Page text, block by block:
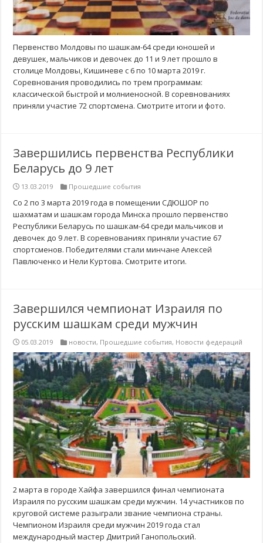
Первенство Молдовы по шашкам-64 среди юношей и
девушек, мальчиков и девочек до 11 и 9 лет прошло в
столице Молдовы, Кишиневе с 6 по 10 марта 2019 г.
Соревнования проводились по трем программам:
классической быстрой и молниеносной. В соревнованиях
приняли участие 72 спортсмена. Смотрите итоги и фото.
Завершились первенства Республики
Беларусь до 9 лет
13.03.2019 Прошедшие события
Со 2 по 3 марта 2019 года в помещении СДЮШОР по
шахматам и шашкам города Минска прошло первенство
Республики Беларусь по шашкам-64 среди мальчиков и
девочек до 9 лет. В соревнованиях приняли участие 67
спортсменов. Победителями стали минчане Алексей
Павлюченко и Нели Куртова. Смотрите итоги.
Завершился чемпионат Израиля по
русским шашкам среди мужчин
05.03.2019 новости, Прошедшие события, Новости федераций
2 марта в городе Хайфа завершился финал чемпионата
Израиля по русским шашкам среди мужчин. 14 участников по
круговой системе разыграли звание чемпиона страны.
Чемпионом Израиля среди мужчин 2019 года стал
международный мастер Дмитрий Ганопольский.